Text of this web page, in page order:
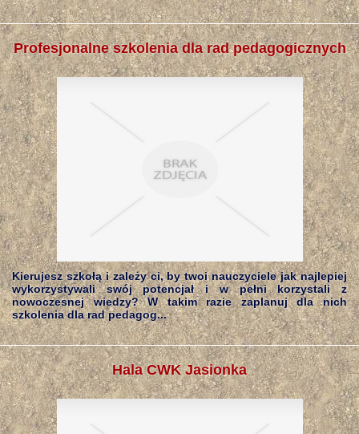
Profesjonalne szkolenia dla rad pedagogicznych
Kierujesz szkołą i zależy ci, by twoi nauczyciele jak najlepiej
wykorzystywali swój potencjał i w pełni korzystali z
nowoczesnej wiedzy? W takim razie zaplanuj dla nich
szkolenia dla rad pedagog...
Hala CWK Jasionka